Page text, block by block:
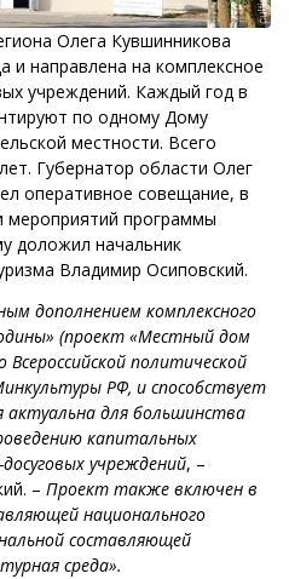
Олега Кувшинникова
и направлена на комплексное
учреждений. Каждый год в
по одному Дому
местности. Всего
Губернатор области Олег
оперативное совещание, в
мероприятий программы
доложил начальник
Владимир Осиповский.
дополнением комплексного
(проект «Местный дом
политической
РФ, и способствует
для большинства
капитальных
учреждений, –
– Проект также включен в
национального
составляющей
среда».